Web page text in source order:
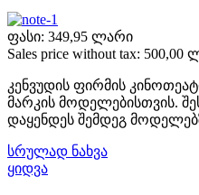
ფასი: 349,95 ლარი
Sales price without tax: 500,00
კენვუდის ფირმის
მარკის მოდელებისთვის.
დაყენდეს შემდეგ
სრულად ნახვა
ყიდვა